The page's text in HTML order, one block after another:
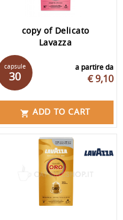
copy of Delicato
Lavazza
a partire da
€ 9,10
capsule
30
 ADD TO CART